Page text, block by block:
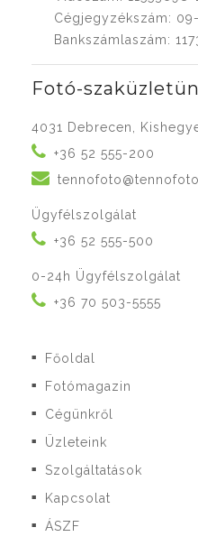
Cégjegyzékszám:
Bankszámlaszám:
Fotó-
4031 Debrecen,
+36 52 555-200
Ügyfélszolgálat
+36 52 555-500
0-24h Ügyfélszolgálat
+36 70 503-5555
■ Főoldal
■ Fotómagazin
■ Cégünkről
■ Üzleteink
■ Szolgáltatások
■ Kapcsolat
■ ÁSZF